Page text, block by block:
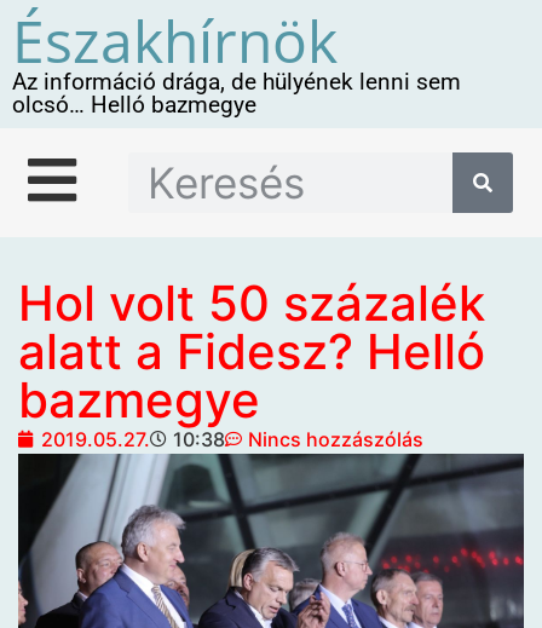
Északhírnök
Az információ drága, de hülyének lenni sem
olcsó… Helló bazmegye
Hol volt 50 százalék
alatt a Fidesz? Helló
bazmegye
2019.05.27. 10:38 Nincs hozzászólás